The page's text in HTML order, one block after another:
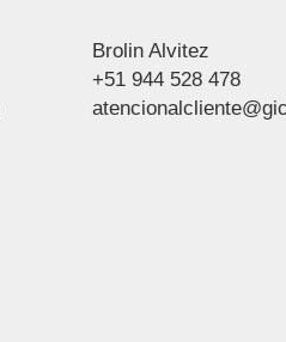
Brolin Alvitez
+51 944 528 478